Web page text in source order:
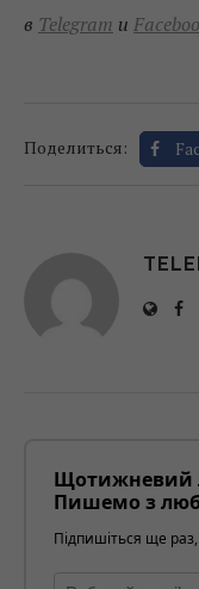
в Telegram и
Поделиться:
Щотижневий
Пишемо з
Підпишіться ще